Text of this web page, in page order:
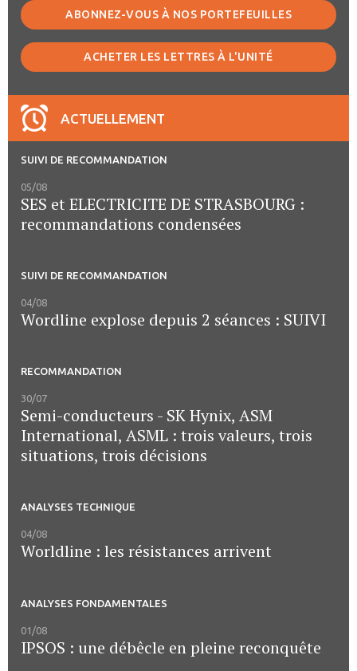
ABONNEZ-VOUS À NOS PORTEFEUILLES
ACHETER LES LETTRES À L'UNITÉ
ACTUELLEMENT
SUIVI DE RECOMMANDATION
05/08
SES et ELECTRICITE DE STRASBOURG :
recommandations condensées
SUIVI DE RECOMMANDATION
04/08
Wordline explose depuis 2 séances : SUIVI
RECOMMANDATION
30/07
Semi-conducteurs - SK Hynix, ASM
International, ASML : trois valeurs, trois
situations, trois décisions
ANALYSES TECHNIQUE
04/08
Worldline : les résistances arrivent
ANALYSES FONDAMENTALES
01/08
IPSOS : une débêcle en pleine reconquête